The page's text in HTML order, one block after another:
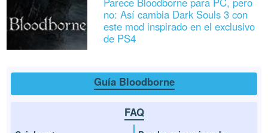
no: Así cambia Dark Souls 3 con
este mod inspirado en el exclusivo
de PS4
Guía Bloodborne
FAQ